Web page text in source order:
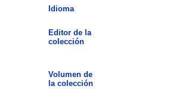
Idioma
Editor de la
colección
Volumen de
la colección